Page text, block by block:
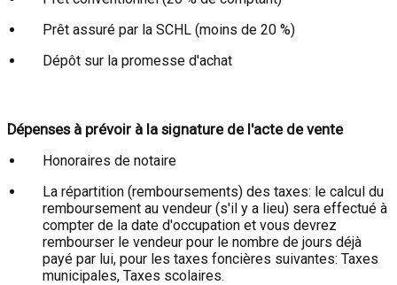
Prêt assuré par la SCHL (moins de 20 %)
Dépôt sur la promesse d'achat
Dépenses à prévoir à la signature de l'acte de vente
Honoraires de notaire
La répartition (remboursements) des taxes: le calcul du
remboursement au vendeur (s'il y a lieu) sera effectué à
compter de la date d'occupation et vous devrez
rembourser le vendeur pour le nombre de jours déjà
payé par lui, pour les taxes foncières suivantes: Taxes
municipales, Taxes scolaires.